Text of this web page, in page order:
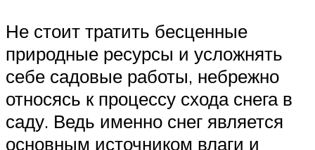
Не стоит тратить бесценные
природные ресурсы и усложнять
себе садовые работы, небрежно
относясь к процессу схода снега в
саду. Ведь именно снег является
основным источником влаги и